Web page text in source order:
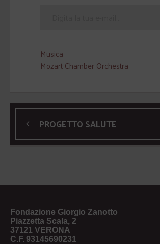
Musica
Mozart Chamber Orchestra
PROGETTO SALUTE
Fondazione Giorgio Zanotto
Piazzetta Scala, 2
37121 VERONA
C.F. 93145690231